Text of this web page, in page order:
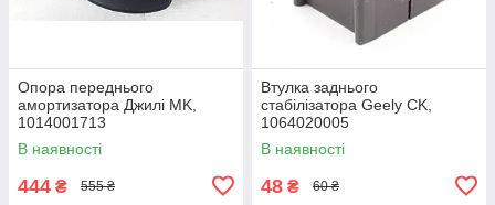
Опора переднього
амортизатора Джилі MK,
1014001713
В наявності
444 ₴ 555 ₴
Втулка заднього
стабілізатора Geely CK,
1064020005
В наявності
48 ₴ 60 ₴